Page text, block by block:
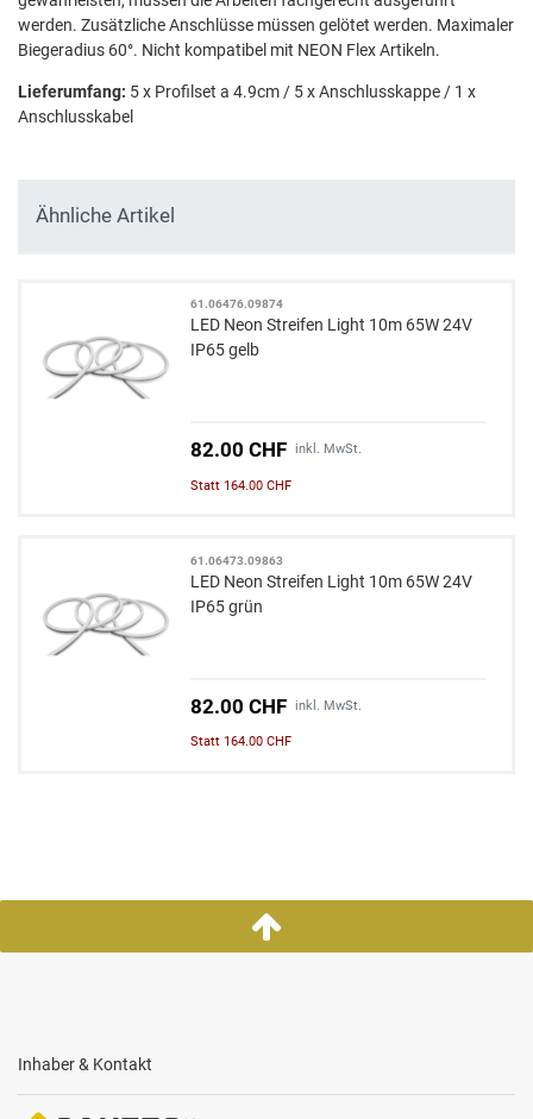
werden. Zusätzliche Anschlüsse müssen gelötet werden. Maximaler
Biegeradius 60°. Nicht kompatibel mit NEON Flex Artikeln.
Lieferumfang: 5 x Profilset a 4.9cm / 5 x Anschlusskappe / 1 x
Anschlusskabel
Ähnliche Artikel
61.06476.09874
LED Neon Streifen Light 10m 65W 24V
IP65 gelb
82.00 CHF inkl. MwSt.
Statt 164.00 CHF
61.06473.09863
LED Neon Streifen Light 10m 65W 24V
IP65 grün
82.00 CHF inkl. MwSt.
Statt 164.00 CHF
Inhaber & Kontakt